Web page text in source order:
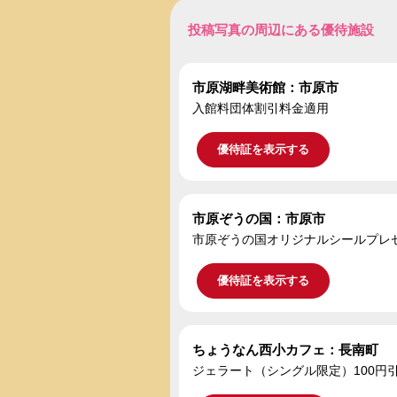
投稿写真の周辺にある優待施設
市原湖畔美術館：市原市
入館料団体割引料金適用
優待証を表示する
市原ぞうの国：市原市
市原ぞうの国オリジナルシールプレ
優待証を表示する
ちょうなん西小カフェ：長南町
ジェラート（シングル限定）100円